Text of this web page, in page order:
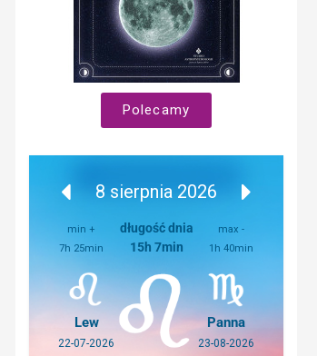
Polecamy
8 sierpnia 2026
min +
7h 25min
długość dnia
15h 7min
max -
1h 40min
Lew
22-07-2026
Panna
23-08-2026